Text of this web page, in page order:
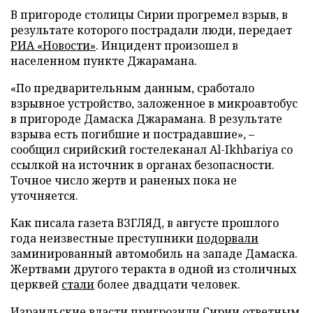
В пригороде столицы Сирии прогремел взрыв, в
результате которого пострадали люди, передает
РИА «Новости». Инцидент произошел в
населенном пункте Джарамана.
«По предварительным данным, сработало
взрывное устройство, заложенное в микроавтобус
в пригороде Дамаска Джарамана. В результате
взрыва есть погибшие и пострадавшие», –
сообщил сирийский гостелеканал Al-Ikhbariya со
ссылкой на источник в органах безопасности.
Точное число жертв и раненых пока не
уточняется.
Как писала газета ВЗГЛЯД, в августе прошлого
года неизвестные преступникиподорвали
заминированный автомобиль на западе Дамаска.
Жертвами другого теракта в одной из столичных
церквей стали более двадцати человек.